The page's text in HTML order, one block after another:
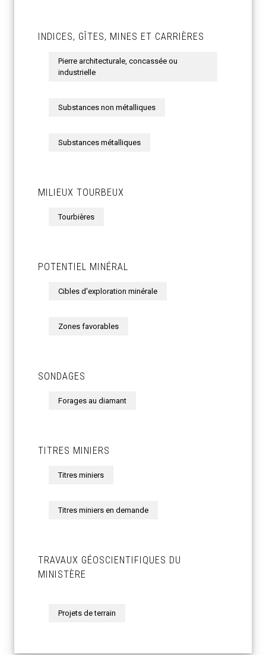
INDICES, GÎTES, MINES ET CARRIÈRES
Pierre architecturale, concassée ou
industrielle
Substances non métalliques
Substances métalliques
MILIEUX TOURBEUX
Tourbières
POTENTIEL MINÉRAL
Cibles d'exploration minérale
Zones favorables
SONDAGES
Forages au diamant
TITRES MINIERS
Titres miniers
Titres miniers en demande
TRAVAUX GÉOSCIENTIFIQUES DU
MINISTÈRE
Projets de terrain